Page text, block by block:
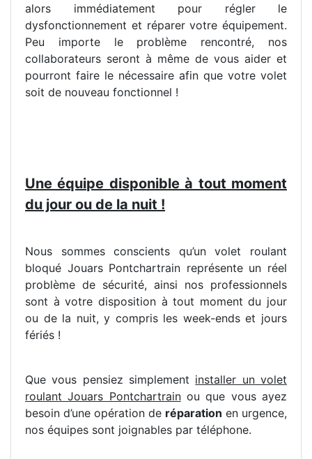
alors immédiatement pour régler le
dysfonctionnement et réparer votre équipement.
Peu importe le problème rencontré, nos
collaborateurs seront à même de vous aider et
pourront faire le nécessaire afin que votre volet
soit de nouveau fonctionnel !
Une équipe disponible à tout moment
du jour ou de la nuit !
Nous sommes conscients qu’un volet roulant
bloqué Jouars Pontchartrain représente un réel
problème de sécurité, ainsi nos professionnels
sont à votre disposition à tout moment du jour
ou de la nuit, y compris les week-ends et jours
fériés !
Que vous pensiez simplement installer un volet
roulant Jouars Pontchartrainou que vous ayez
besoin d’une opération de réparation en urgence,
nos équipes sont joignables par téléphone.